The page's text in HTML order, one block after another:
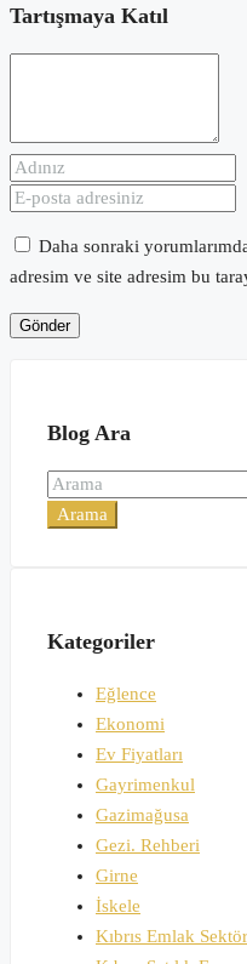
Tartışmaya Katıl
Daha sonraki
adresim ve site adresim bu
Blog Ara
Arama
Kategoriler
Eğlence
Ekonomi
Ev Fiyatları
Gayrimenkul
Gazimağusa
Gezi. Rehberi
Girne
İskele
Kıbrıs Emlak